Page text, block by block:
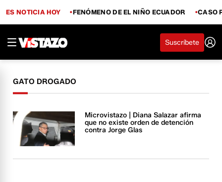
ES NOTICIA HOY FENÓMENO DE EL NIÑO ECUADOR CASO
Suscríbete
GATO DROGADO
Microvistazo | Diana Salazar afirma
que no existe orden de detención
contra Jorge Glas